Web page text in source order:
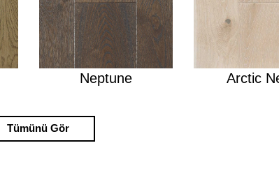
Neptune Arctic
Tümünü Gör